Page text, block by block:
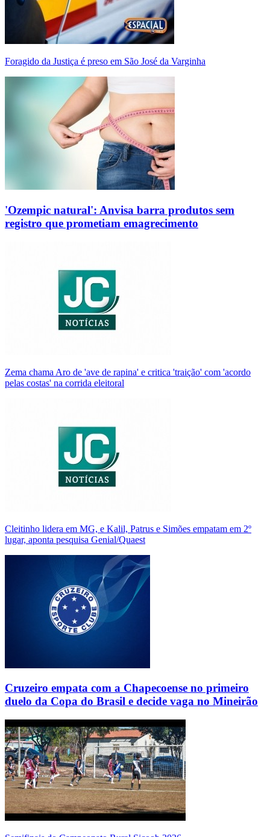
Foragido da Justiça é preso em São José da Varginha
'Ozempic natural': Anvisa barra produtos sem
registro que prometiam emagrecimento
Zema chama Aro de 'ave de rapina' e critica 'traição' com 'acordo
pelas costas' na corrida eleitoral
Cleitinho lidera em MG, e Kalil, Patrus e Simões empatam em 2º
lugar, aponta pesquisa Genial/Quaest
Cruzeiro empata com a Chapecoense no primeiro
duelo da Copa do Brasil e decide vaga no Mineirão